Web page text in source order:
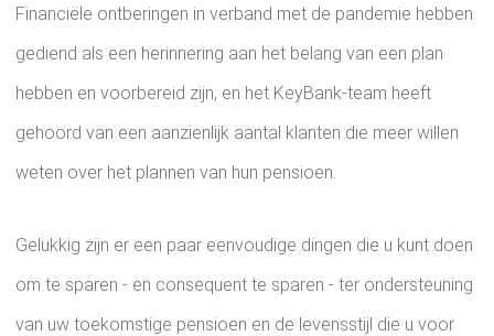
Financiële ontberingen in verband met de pandemie hebben
gediend als een herinnering aan het belang van een plan
hebben en voorbereid zijn, en het KeyBank-team heeft
gehoord van een aanzienlijk aantal klanten die meer willen
weten over het plannen van hun pensioen.
Gelukkig zijn er een paar eenvoudige dingen die u kunt doen
om te sparen - en consequent te sparen - ter ondersteuning
van uw toekomstige pensioen en de levensstijl die u voor